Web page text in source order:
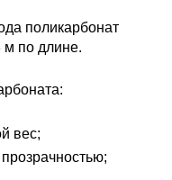
поликарбонат
по длине.
вес;